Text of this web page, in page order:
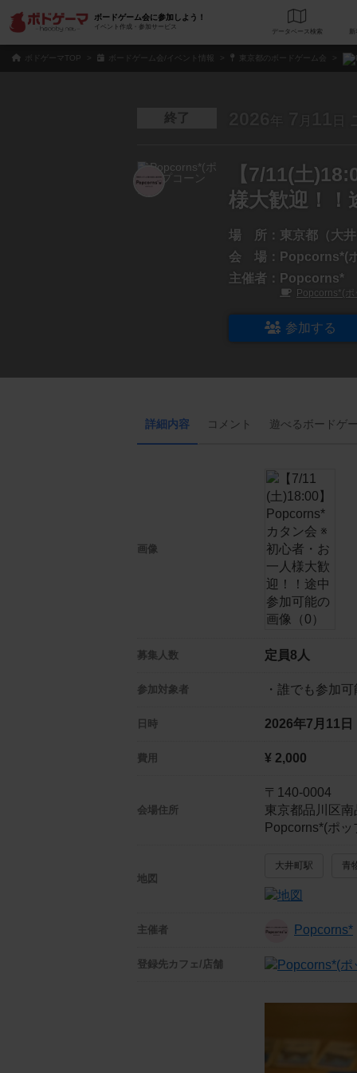
ボードゲーム会に参加しよう！
イベント作成・参加サービス
データベース 検
ボドゲーマTOP ボードゲーム会/イベント情報 東京都のボードゲーム会
終了
【7/11(土
様大歓迎！！
場 所： 東京都（大
会 場： Popcorns*(
主催者： Popcorns*
Popcorns*(
参加する
詳細内容 コメント 遊べる ボードゲ
画像
募集人数 定員8人
参加対象者 ・誰でも参加可
日時 2026年7月11日
費用 ¥ 2,000
会場住所
〒140-0004
東京都品川区
Popcorns*(ポ
地図
大井町駅 青
主催者 Popcorns*
登録先カフェ/店舗